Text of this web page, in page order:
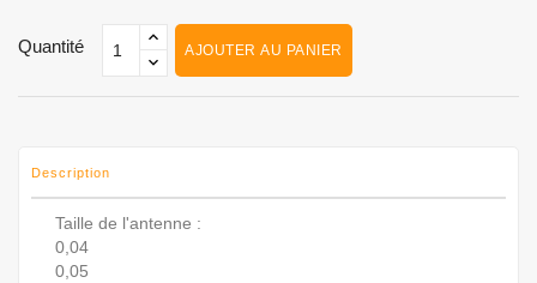
Quantité AJOUTER AU PANIER
Description
Taille de l'antenne :
0,04
0,05